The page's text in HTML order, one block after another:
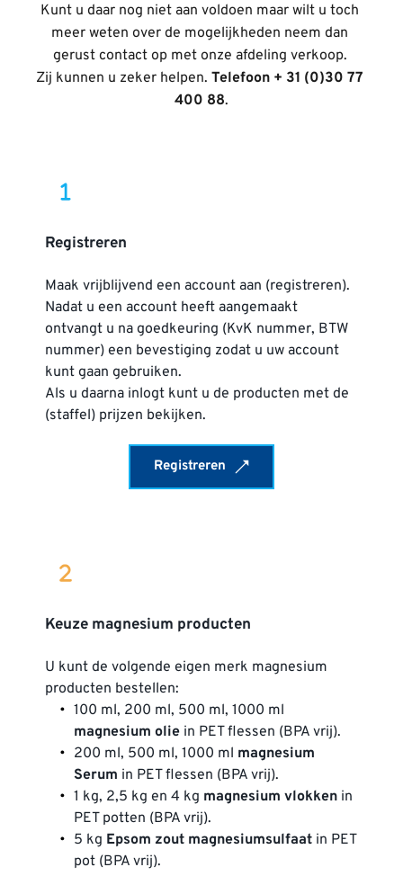
Kunt u daar nog niet aan voldoen maar wilt u toch
meer weten over de mogelijkheden neem dan
gerust contact op met onze afdeling verkoop.
Zij kunnen u zeker helpen. Telefoon + 31 (0)30 77
400 88.
Registreren
Maak vrijblijvend een account aan (registreren).
Nadat u een account heeft aangemaakt
ontvangt u na goedkeuring (KvK nummer, BTW
nummer) een bevestiging zodat u uw account
kunt gaan gebruiken.
Als u daarna inlogt kunt u de producten met de
(staffel) prijzen bekijken.
Registreren
Keuze magnesium producten
U kunt de volgende eigen merk magnesium
producten bestellen:
magnesium olie in PET flessen (BPA vrij).
200 ml, 500 ml, 1000 ml magnesium
Serum in PET flessen (BPA vrij).
1 kg, 2,5 kg en 4 kg magnesium vlokken in
PET potten (BPA vrij).
5 kg Epsom zout magnesiumsulfaat in PET
pot (BPA vrij).